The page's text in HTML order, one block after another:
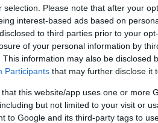
selection. Please note that after your
interest-based ads based on
to third parties prior to your
of your personal information by
This information may also be disclosed
Participants that may further disclose it
that this website/app uses one or more
but not limited to your visit or
to Google and its third-party tags to
szerint a minisztérium több
generációk számára, a
és rétegek - köztük a
nélkül" - olvasható a közleményben.
is átnyúló, kulturális szakmai
programokra és
keretében az idei évben